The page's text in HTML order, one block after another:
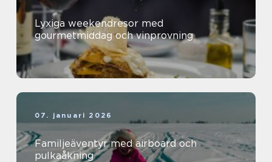
Lyxiga weekendresor med
gourmetmiddag och vinprovning
07. januari 2026
Familjeäventyr med airboard och
pulkaåkning